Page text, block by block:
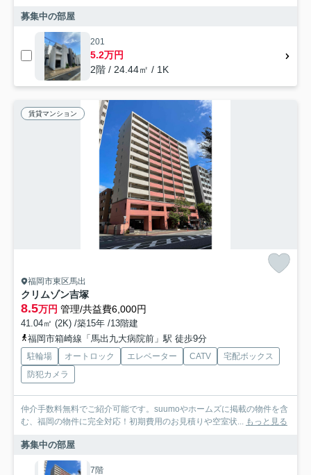
募集中の部屋
201
5.2万円
2階 / 24.44㎡ / 1K
賃貸マンション
福岡市東区馬出
クリムゾン吉塚
8.5万円 管理/共益費6,000円
41.04㎡ (2K) /築15年 /13階建
福岡市箱崎線「馬出九大病院前」駅 徒歩9分
駐輪場 オートロック エレベーター CATV
宅配ボックス
防犯カメラ
仲介手数料無料でご紹介可能です。suumoやホームズに掲載の物件を含
む、福岡の物件に完全対応！初期費用のお見積りや空室状...
もっと見る
募集中の部屋
7階